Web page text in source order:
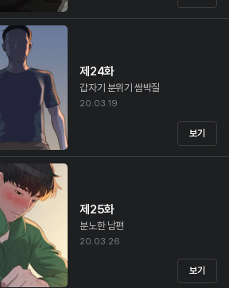
제24화
갑자기 분위기 쌈박질
20.03.19
보기
제25화
분노한 남편
20.03.26
보기